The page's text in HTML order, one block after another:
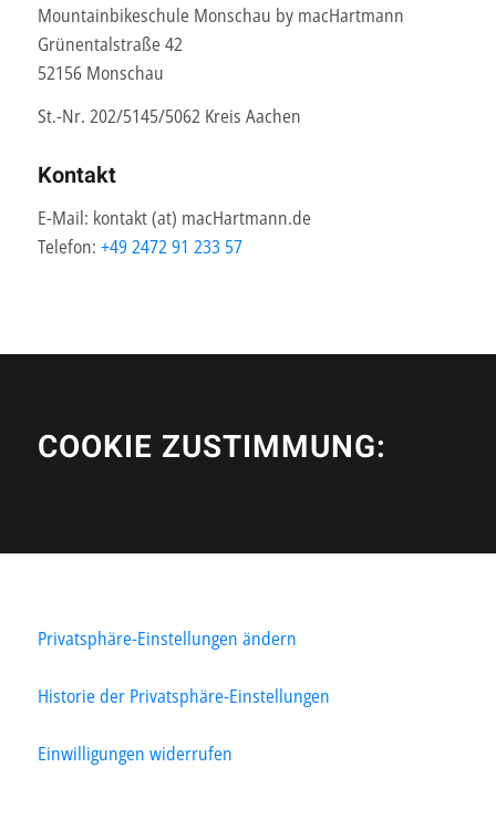
Mountainbikeschule Monschau by macHartmann
Grünentalstraße 42
52156 Monschau
St.-Nr. 202/5145/5062 Kreis Aachen
Kontakt
E-Mail: kontakt (at) macHartmann.de
Telefon: +49 2472 91 233 57
COOKIE ZUSTIMMUNG:
Privatsphäre-Einstellungen ändern
Historie der Privatsphäre-Einstellungen
Einwilligungen widerrufen